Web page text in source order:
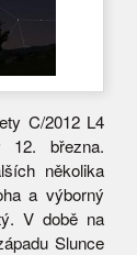
C/2012 L4
12. března.
několika
a výborný
V době na
Slunce